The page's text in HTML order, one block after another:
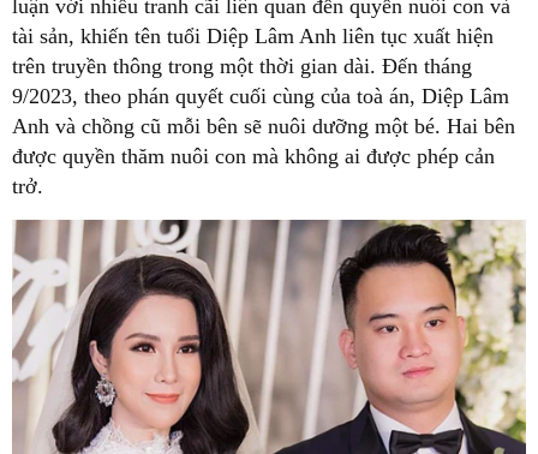
luận với nhiều tranh cãi liên quan đến quyền nuôi con và
tài sản, khiến tên tuổi Diệp Lâm Anh liên tục xuất hiện
trên truyền thông trong một thời gian dài. Đến tháng
9/2023, theo phán quyết cuối cùng của toà án, Diệp Lâm
Anh và chồng cũ mỗi bên sẽ nuôi dưỡng một bé. Hai bên
được quyền thăm nuôi con mà không ai được phép cản
trở.